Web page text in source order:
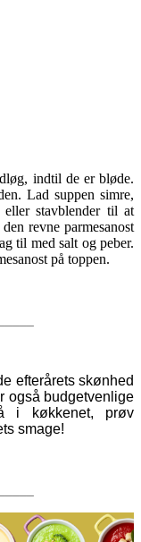
indtil de er bløde.
Lad suppen simre,
stavblender til at
revne parmesanost
til med salt og peber.
på toppen.
efterårets skønhed
også budgetvenlige
i køkkenet, prøv
smage!